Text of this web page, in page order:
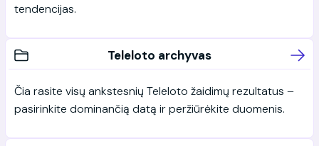
tendencijas.
Teleloto archyvas
Čia rasite visų ankstesnių Teleloto žaidimų rezultatus –
pasirinkite dominančią datą ir peržiūrėkite duomenis.